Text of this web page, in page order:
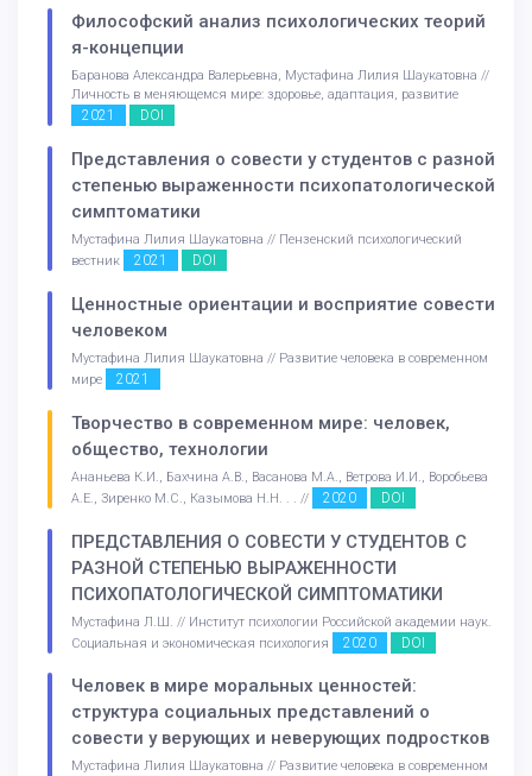
Философский анализ психологических теорий
я-концепции
Баранова Александра Валерьевна, Мустафина Лилия Шаукатовна //
Личность в меняющемся мире: здоровье, адаптация, развитие
2021 DOI
Представления о совести у студентов с разной
степенью выраженности психопатологической
симптоматики
Мустафина Лилия Шаукатовна // Пензенский психологический
вестник
2021 DOI
Ценностные ориентации и восприятие совести
человеком
Мустафина Лилия Шаукатовна // Развитие человека в современном
мире
2021
Творчество в современном мире: человек,
общество, технологии
Ананьева К.И., Бахчина А.В., Васанова М.А., Ветрова И.И., Воробьева
А.Е., Зиренко М.С., Казымова Н.Н. . . //
2020 DOI
ПРЕДСТАВЛЕНИЯ О СОВЕСТИ У СТУДЕНТОВ С
РАЗНОЙ СТЕПЕНЬЮ ВЫРАЖЕННОСТИ
ПСИХОПАТОЛОГИЧЕСКОЙ СИМПТОМАТИКИ
Мустафина Л.Ш. // Институт психологии Российской академии наук.
Социальная и экономическая психология
2020 DOI
Человек в мире моральных ценностей:
структура социальных представлений о
совести у верующих и неверующих подростков
Мустафина Лилия Шаукатовна // Развитие человека в современном